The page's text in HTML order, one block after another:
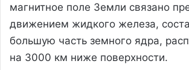
магнитное поле Земли связано
движением жидкого железа,
большую часть земного ядра,
на 3000 км ниже поверхности.